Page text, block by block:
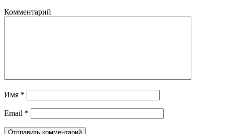
Комментарий
Имя *
Email *